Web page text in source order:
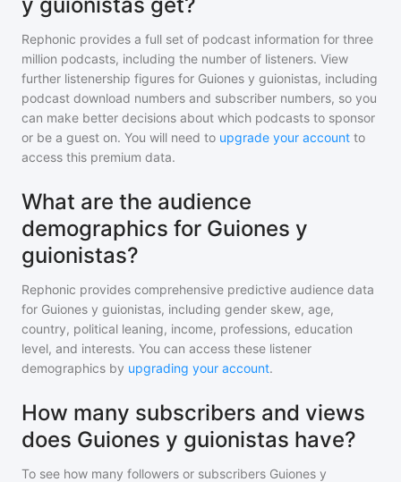
Rephonic provides a full set of podcast information for three
million podcasts, including the number of listeners. View
further listenership figures for Guiones y guionistas, including
podcast download numbers and subscriber numbers, so you
can make better decisions about which podcasts to sponsor
or be a guest on. You will need to upgrade your account to
access this premium data.
What are the audience
demographics for Guiones y
guionistas?
Rephonic provides comprehensive predictive audience data
for Guiones y guionistas, including gender skew, age,
country, political leaning, income, professions, education
level, and interests. You can access these listener
demographics by upgrading your account.
How many subscribers and views
does Guiones y guionistas have?
To see how many followers or subscribers Guiones y